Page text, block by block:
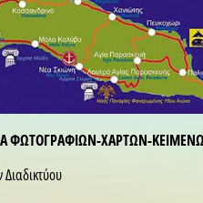
ΦΩΤΟΓΡΑΦΙΩΝ-ΧΑΡΤΩΝ-
Διαδικτύου